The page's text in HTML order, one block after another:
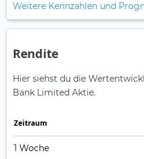
Weitere Kennzahlen und
Rendite
Hier siehst du die
Bank Limited Aktie.
Zeitraum
1 Woche